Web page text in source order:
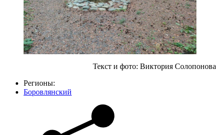
Текст и фото: Виктория Солопонова
Регионы:
Боровлянский